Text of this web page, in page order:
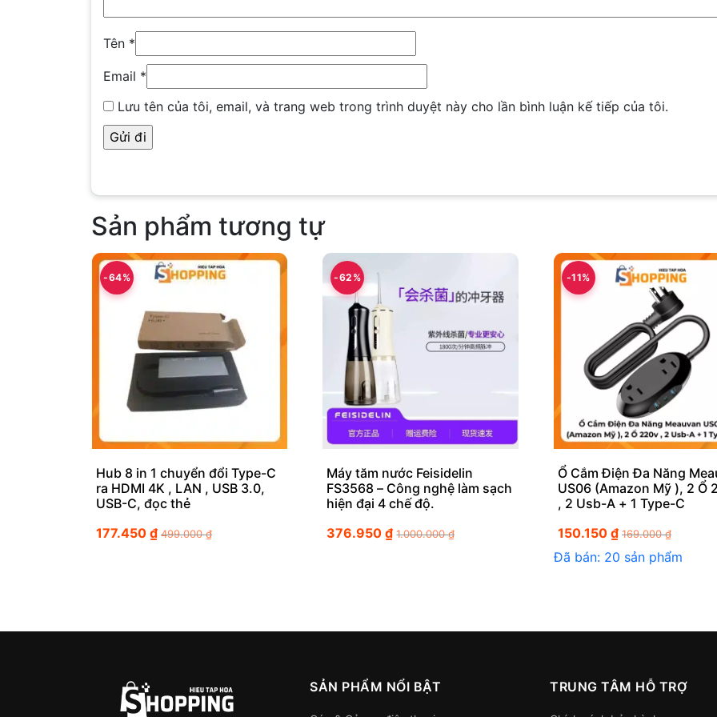
Tên *
Email *
Lưu tên của tôi, email, và trang web trong trình duyệt này cho lần bình luận kế tiếp của tôi.
Sản phẩm tương tự
-64%
Hub 8 in 1 chuyển đổi Type-C
ra HDMI 4K , LAN , USB 3.0,
USB-C, đọc thẻ
177.450 ₫ 499.000₫
-62%
Máy tăm nước Feisidelin
FS3568 – Công nghệ làm sạch
hiện đại 4 chế độ.
376.950₫ 1.000.000₫
-11%
Ổ Cắm Điện Đa Năng
US06 (Amazon Mỹ ), 2 Ổ
, 2 Usb-A + 1 Type-C
150.150 ₫ 169.000₫
Đã bán: 20 sản phẩm
SẢN PHẨM NỔI BẬT TRUNG TÂM HỖ TRỢ